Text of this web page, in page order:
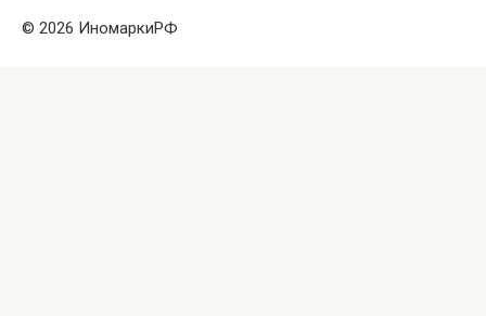
© 2026 ИномаркиРФ